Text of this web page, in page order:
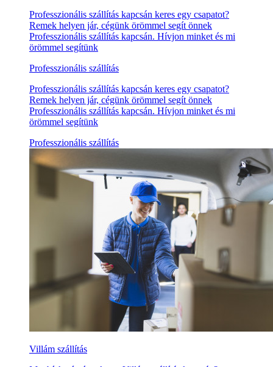
Professzionális szállítás kapcsán keres egy csapatot?
Remek helyen jár, cégünk örömmel segít önnek
Professzionális szállítás kapcsán. Hívjon minket és mi
örömmel segítünk
Professzionális szállítás
Professzionális szállítás kapcsán keres egy csapatot?
Remek helyen jár, cégünk örömmel segít önnek
Professzionális szállítás kapcsán. Hívjon minket és mi
örömmel segítünk
Professzionális szállítás
Villám szállítás